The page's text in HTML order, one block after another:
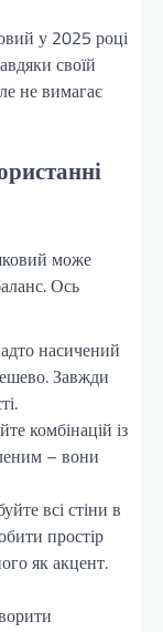
у 2025 році
своїй
не вимагає
може
Ось
насичений
Завжди
комбінацій із
– вони
всі стіни в
простір
як акцент.